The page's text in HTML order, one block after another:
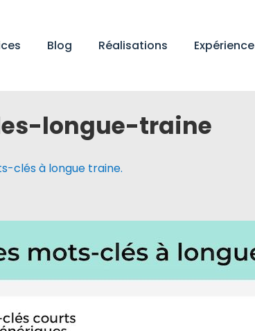
Blog Réalisations Expérience
longue-traine
clés à longue traine.